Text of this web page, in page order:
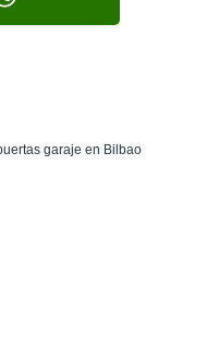
garaje en Bilbao